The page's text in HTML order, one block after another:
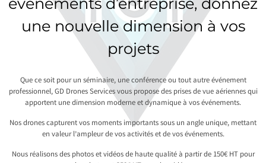
une nouvelle dimension à vos
projets
Que ce soit pour un séminaire, une conférence ou tout autre événement
professionnel, GD Drones Services vous propose des prises de vue aériennes qui
apportent une dimension moderne et dynamique à vos événements.
Nos drones capturent vos moments importants sous un angle unique, mettant
en valeur l’ampleur de vos activités et de vos événements.
Nous réalisons des photos et vidéos de haute qualité à partir de 150€ HT pour